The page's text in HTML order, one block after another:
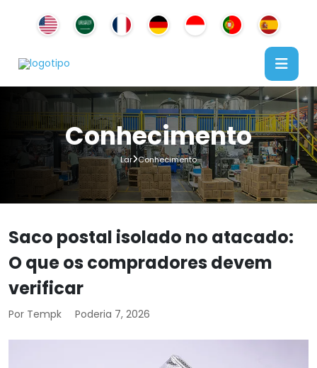
Conhecimento
Lar Conhecimento
Saco postal isolado no atacado:
O que os compradores devem
verificar
Por Tempk Poderia 7, 2026